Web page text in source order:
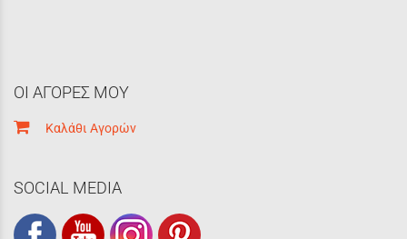
ΟΙ ΑΓΟΡΕΣ ΜΟΥ
Καλάθι Αγορών
SOCIAL MEDIA